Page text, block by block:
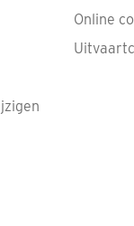
Online